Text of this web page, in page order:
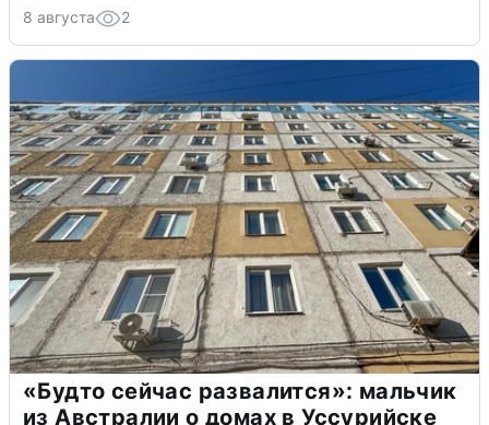
8 августа 2
«Будто сейчас развалится»: мальчик
из Австралии о домах в Уссурийске